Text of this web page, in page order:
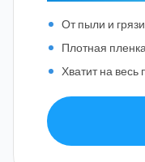
От пыли и грязи
Плотная
Хватит на весь